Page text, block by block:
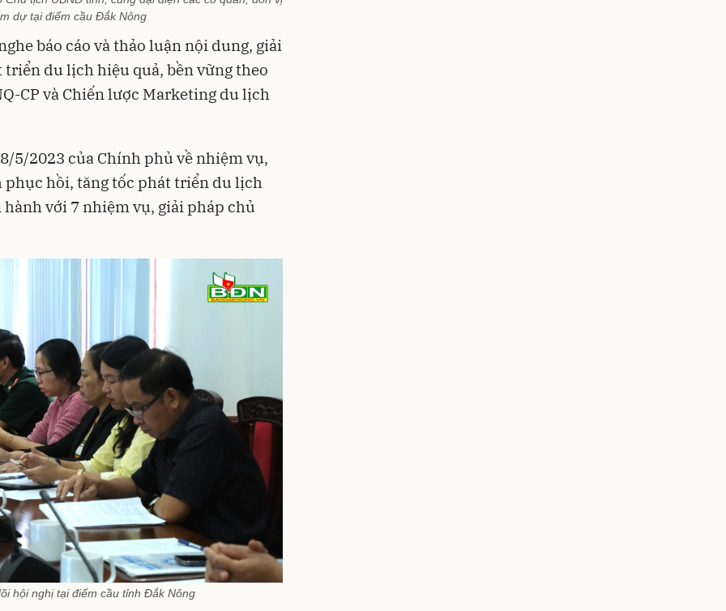
dự tại điểm cầu Đắk Nông
báo cáo và thảo luận nội dung, giải
du lịch hiệu quả, bền vững theo
CP và Chiến lược Marketing du lịch
5/2023 của Chính phủ về nhiệm vụ,
phục hồi, tăng tốc phát triển du lịch
với 7 nhiệm vụ, giải pháp chủ
hội nghị tại điểm cầu tỉnh Đắk Nông